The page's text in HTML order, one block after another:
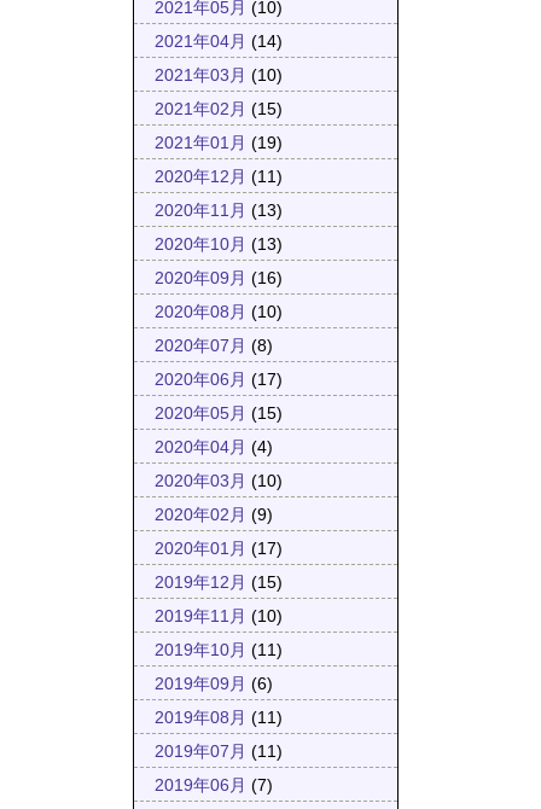
2021年05月 (10)
2021年04月 (14)
2021年03月 (10)
2021年02月 (15)
2021年01月 (19)
2020年12月 (11)
2020年11月 (13)
2020年10月 (13)
2020年09月 (16)
2020年08月 (10)
2020年07月 (8)
2020年06月 (17)
2020年05月 (15)
2020年04月 (4)
2020年03月 (10)
2020年02月 (9)
2020年01月 (17)
2019年12月 (15)
2019年11月 (10)
2019年10月 (11)
2019年09月 (6)
2019年08月 (11)
2019年07月 (11)
2019年06月 (7)